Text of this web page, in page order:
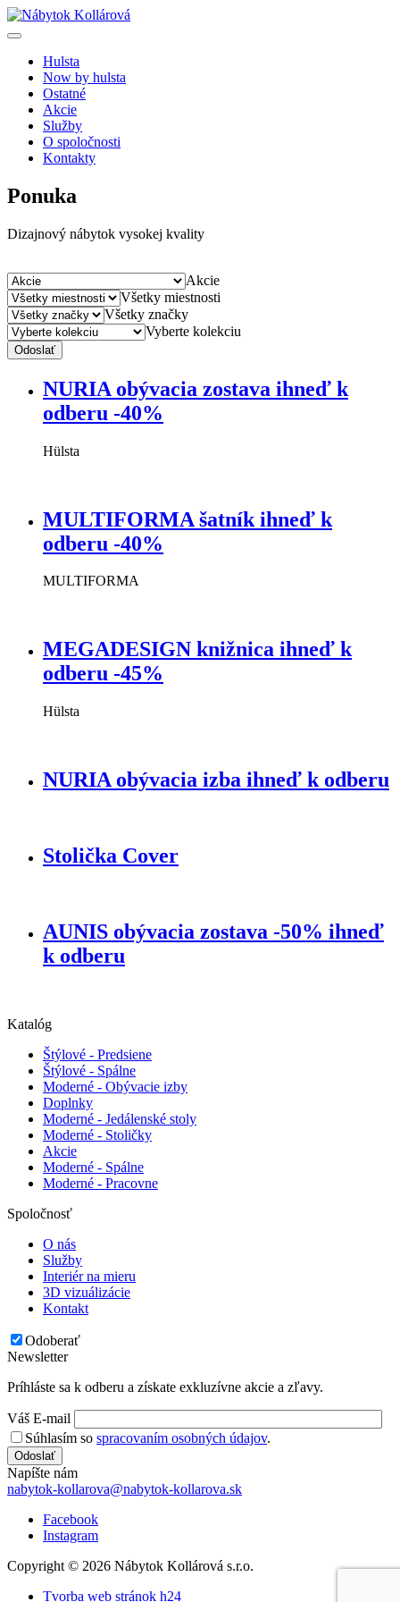
Hulsta
Now by hulsta
Ostatné
Akcie
Služby
O spoločnosti
Kontakty
Ponuka
Dizajnový nábytok vysokej kvality
Akcie
Všetky miestnosti
Všetky značky
Vyberte kolekciu
Odoslať
NURIA obývacia zostava ihneď k
odberu -40%
Hülsta
MULTIFORMA šatník ihneď k
odberu -40%
MULTIFORMA
MEGADESIGN knižnica ihneď k
odberu -45%
Hülsta
NURIA obývacia izba ihneď k odberu
Stolička Cover
AUNIS obývacia zostava -50% ihneď
k odberu
Katalóg
Štýlové - Predsiene
Štýlové - Spálne
Moderné - Obývacie izby
Doplnky
Moderné - Jedálenské stoly
Moderné - Stoličky
Akcie
Moderné - Spálne
Moderné - Pracovne
Spoločnosť
O nás
Služby
Interiér na mieru
3D vizuálizácie
Kontakt
Odoberať
Newsletter
Príhláste sa k odberu a získate exkluzívne akcie a zľavy.
Váš E-mail
Súhlasím so spracovaním osobných údajov.
Odoslať
Napíšte nám
nabytok-kollarova@nabytok-kollarova.sk
Facebook
Instagram
Copyright © 2026 Nábytok Kollárová s.r.o.
Tvorba web stránok h24